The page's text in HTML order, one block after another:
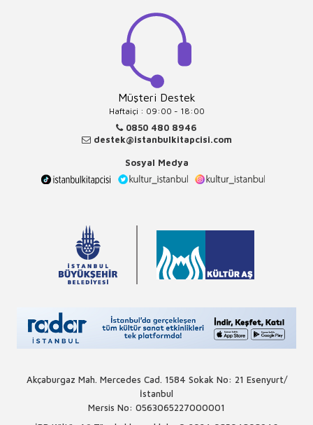
Müşteri Destek
Haftaiçi : 09:00 - 18:00
0850 480 8946
destek@istanbulkitapcisi.com
Sosyal Medya
Akçaburgaz Mah. Mercedes Cad. 1584 Sokak No: 21 Esenyurt/
İstanbul
Mersis No: 0563065227000001